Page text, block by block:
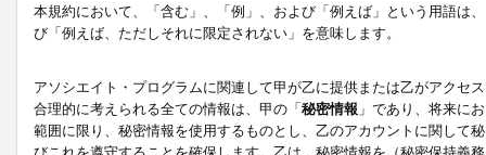
本規約において、「含む」、「例」、および「例えば」という用語は
び「例えば、ただしそれに限定されない」を意味します。
アソシエイト・プログラムに関連して甲が乙に提供または乙がアクセ
合理的に考えられる全ての情報は、甲の「秘密情報 」であり、将来に
範囲に限り、秘密情報を使用するものとし、乙のアカウントに関して